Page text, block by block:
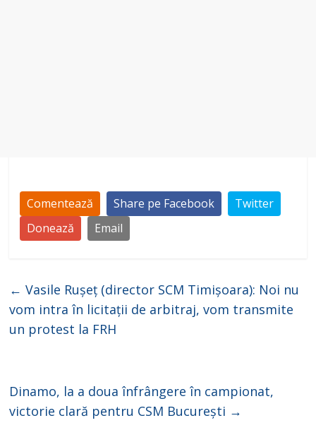
Comentează Share pe Facebook
Twitter
Donează
Email
← Vasile Rușeț (director SCM Timișoara): Noi nu
vom intra în licitații de arbitraj, vom transmite
un protest la FRH
Dinamo, la a doua înfrângere în campionat,
victorie clară pentru CSM București →